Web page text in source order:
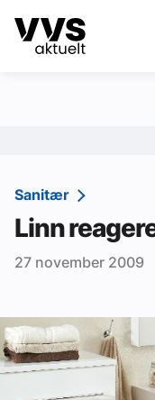
Kategorier
Sanitær
Ventilasjon
Varme og energi
Vann og avløp
Aktuelle prosjekter
Sanitær
Linn
27 november 2009